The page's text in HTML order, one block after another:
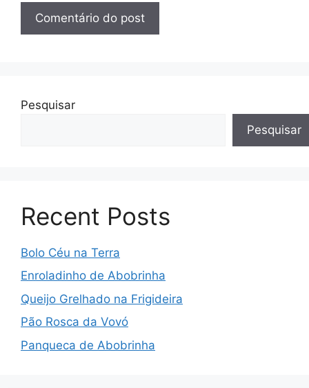
Pesquisar
Pesquisar
Recent Posts
Bolo Céu na Terra
Enroladinho de Abobrinha
Queijo Grelhado na Frigideira
Pão Rosca da Vovó
Panqueca de Abobrinha